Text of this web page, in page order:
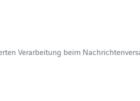
Verarbeitung beim